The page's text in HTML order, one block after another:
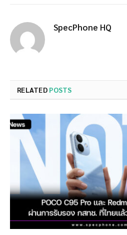
SpecPhone HQ
RELATED POSTS